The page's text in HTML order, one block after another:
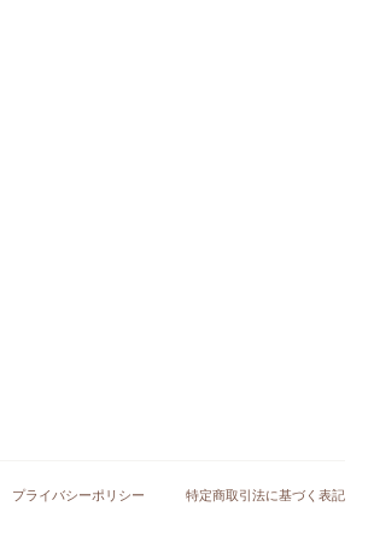
プライバシーポリシー 特定商取引法に基づく表記